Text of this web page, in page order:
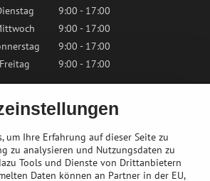
9:00 - 17:00
9:00 - 17:00
9:00 - 17:00
Freitag
9:00 - 17:00
Samstag
9:00 - 12:00
Geschlossen
Kontaktieren Sie uns
um Ihre Erfahrung auf dieser Seite zu
zu analysieren und Nutzungsdaten zu
Tools und Dienste von Drittanbietern
Daten können an Partner in der EU,